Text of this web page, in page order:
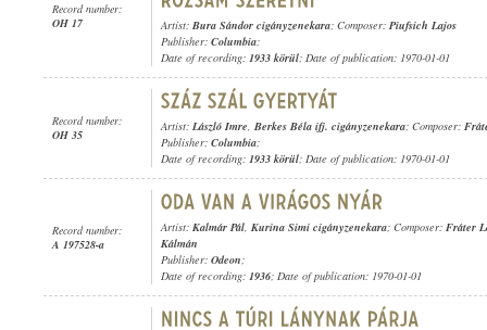
Record number:
OH 17
Artist: Bura Sándor cigányzenekara; Composer: Piufsich Lajos
Publisher: Columbia;
Date of recording: 1933 körül; Date of publication: 1970-01-01
Record number:
OH 35
Artist: László Imre, Berkes Béla ifj. cigányzenekara; Composer:
Publisher: Columbia;
Date of recording: 1933 körül; Date of publication: 1970-01-01
Record number:
A 197528-a
Artist: Kalmár Pál, Kurina Simi cigányzenekara; Composer: Fráter
Kálmán
Publisher: Odeon;
Date of recording: 1936; Date of publication: 1970-01-01